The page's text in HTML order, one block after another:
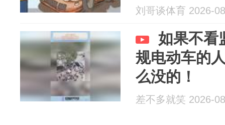
刘哥谈体育 2026-
如果不看
规电动车的
么没的！
差不多就笑 2026-